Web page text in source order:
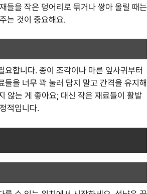
들을 작은 덩어리로 묶거나 쌓아 올릴 때는
는 것이 중요해요.
합니다. 종이 조각이나 마른 잎사귀부터
을 너무 꽉 눌러 담지 말고 간격을 유지해
않는 게 좋아요; 대신 작은 재료들이 활발
적입니다.